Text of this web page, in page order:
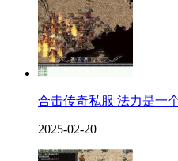
合击传奇私服 法力是一
2025-02-20